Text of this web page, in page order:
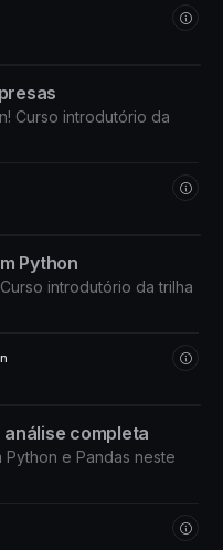
Curso introdutório da
Python
introdutório da trilha
completa
e Pandas neste